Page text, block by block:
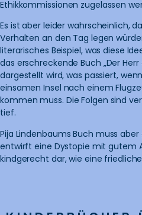
Ethikkommissionen zugelassen
Es ist aber leider wahrscheinlich,
Verhalten an den Tag legen
literarisches Beispiel, was diese
das erschreckende Buch „Der
dargestellt wird, was passiert,
einsamen Insel nach einem
kommen muss. Die Folgen sind
tief.
Pija Lindenbaums Buch muss
entwirft eine Dystopie mit gutem
kindgerecht dar, wie eine